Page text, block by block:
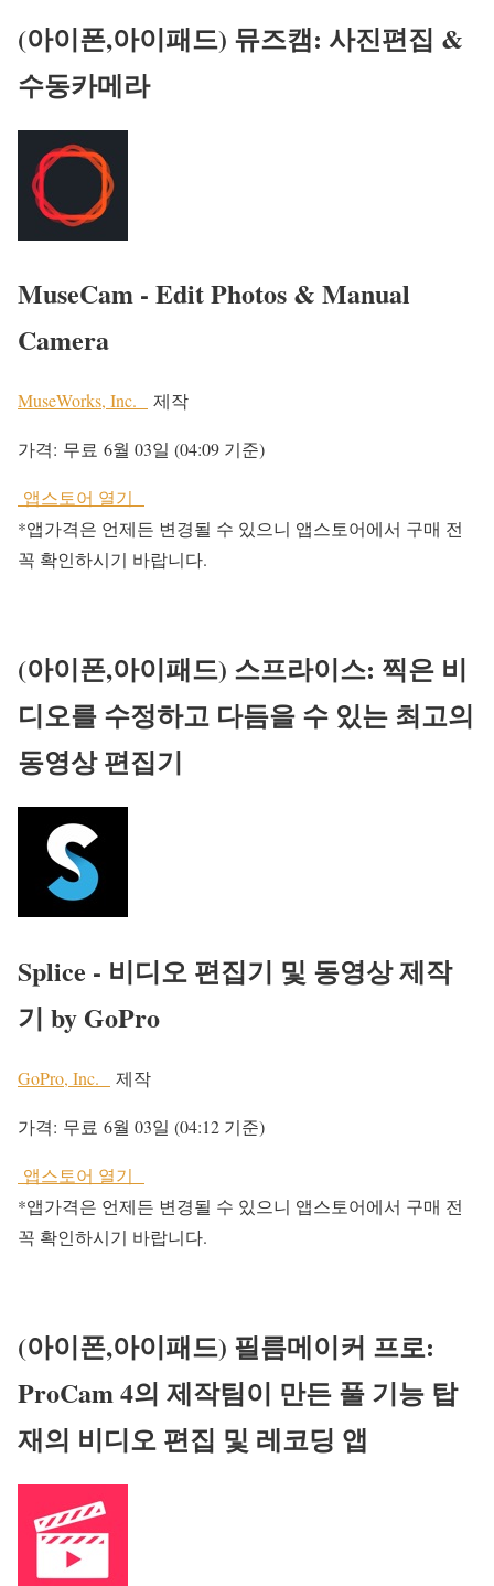
(아이폰,아이패드) 뮤즈캠: 사진편집 &
수동카메라
MuseCam - Edit Photos & Manual
Camera
MuseWorks, Inc. 제작
가격: 무료 6월 03일 (04:09 기준)
앱스토어 열기
*앱가격은 언제든 변경될 수 있으니 앱스토어에서 구매 전
꼭 확인하시기 바랍니다.
(아이폰,아이패드) 스프라이스: 찍은 비
디오를 수정하고 다듬을 수 있는 최고의
동영상 편집기
Splice - 비디오 편집기 및 동영상 제작
기 by GoPro
GoPro, Inc. 제작
가격: 무료 6월 03일 (04:12 기준)
앱스토어 열기
*앱가격은 언제든 변경될 수 있으니 앱스토어에서 구매 전
꼭 확인하시기 바랍니다.
(아이폰,아이패드) 필름메이커 프로:
ProCam 4의 제작팀이 만든 풀 기능 탑
재의 비디오 편집 및 레코딩 앱